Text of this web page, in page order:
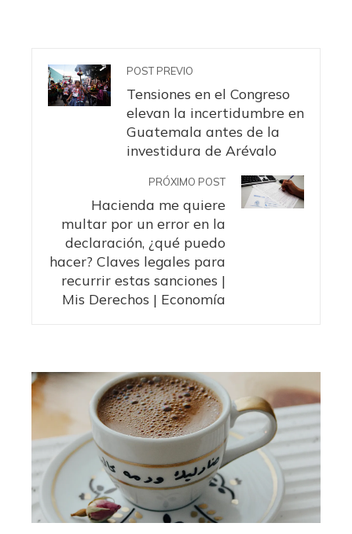
POST PREVIO
Tensiones en el Congreso
elevan la incertidumbre en
Guatemala antes de la
investidura de Arévalo
PRÓXIMO POST
Hacienda me quiere
multar por un error en la
declaración, ¿qué puedo
hacer? Claves legales para
recurrir estas sanciones |
Mis Derechos | Economía